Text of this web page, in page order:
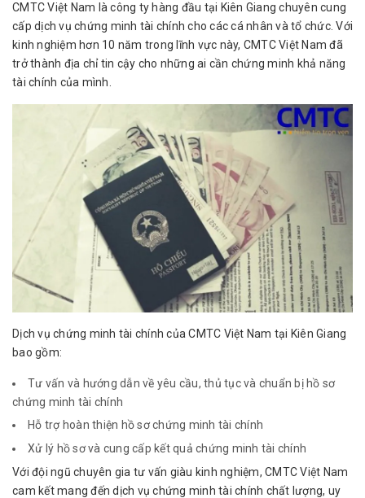
CMTC Việt Nam là công ty hàng đầu tại Kiên Giang chuyên cung
cấp dịch vụ chứng minh tài chính cho các cá nhân và tổ chức. Với
kinh nghiệm hơn 10 năm trong lĩnh vực này, CMTC Việt Nam đã
trở thành địa chỉ tin cậy cho những ai cần chứng minh khả năng
tài chính của mình.
Dịch vụ chứng minh tài chính của CMTC Việt Nam tại Kiên Giang
bao gồm:
Tư vấn và hướng dẫn về yêu cầu, thủ tục và chuẩn bị hồ sơ
chứng minh tài chính
Hỗ trợ hoàn thiện hồ sơ chứng minh tài chính
Xử lý hồ sơ và cung cấp kết quả chứng minh tài chính
Với đội ngũ chuyên gia tư vấn giàu kinh nghiệm, CMTC Việt Nam
cam kết mang đến dịch vụ chứng minh tài chính chất lượng, uy